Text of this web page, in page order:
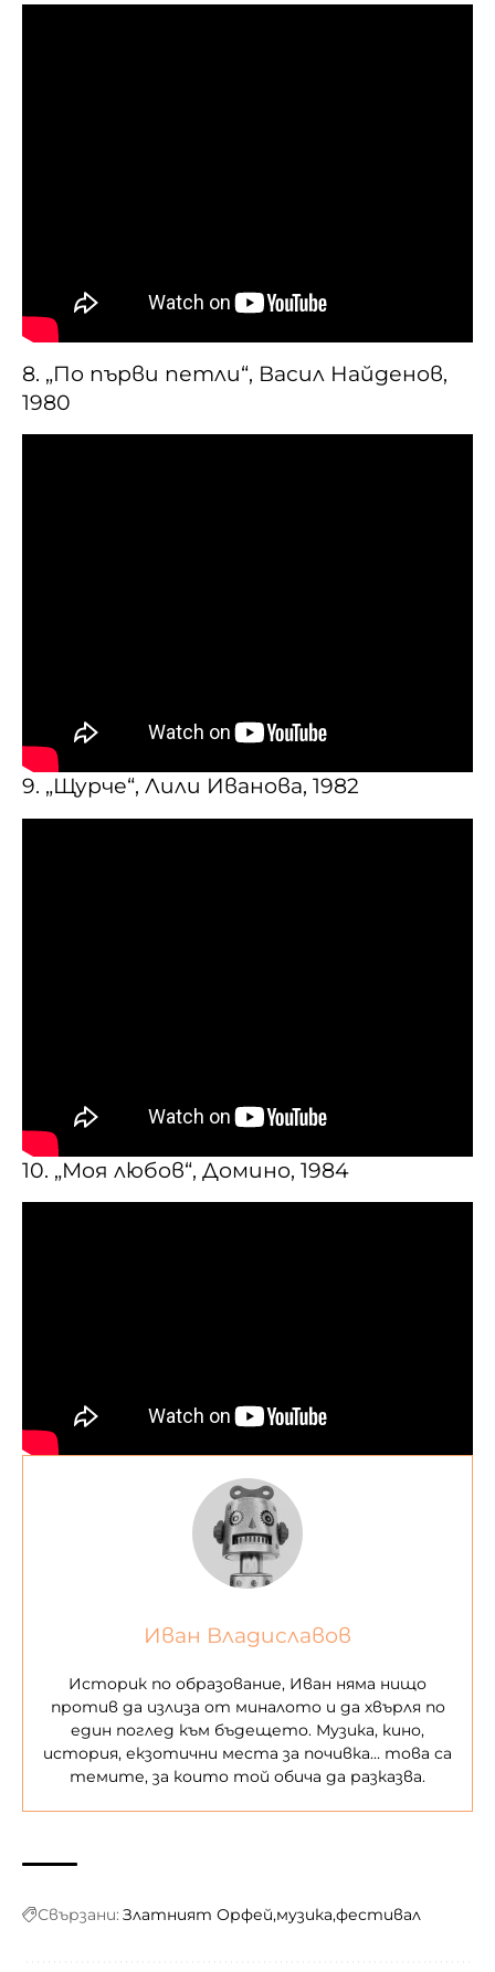
8. „По първи петли“, Васил Найденов,
1980
9. „Щурче“, Лили Иванова, 1982
10. „Моя любов“, Домино, 1984
Иван Владиславов
Историк по образование, Иван няма нищо
против да излиза от миналото и да хвърля по
един поглед към бъдещето. Музика, кино,
история, екзотични места за почивка… това са
темите, за които той обича да разказва.
Свързани: Златният Орфей музика фестивал